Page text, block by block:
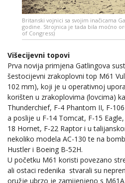
Britanski vojnici sa svojim inačicama
godine. Strojnica je tada bila moćno
of Congress)
Višecijevni topovi
Prva novija primjena Gatlingova
šestocijevni zrakoplovni top M61
102 mm), koji je u operativnoj
korišten u zrakoplovima (lovcima)
Thunderchief, F-4 Phantom II, F-
a poslije u F-14 Tomcat, F-15
18 Hornet, F-22 Raptor i u
nekoliko modela AC-130 te na
Hustler i Boeing B-52H.
U početku M61 koristi povezano
ali ostaci redenika stvarali su
oružje ubrzo je zamijenjeno s